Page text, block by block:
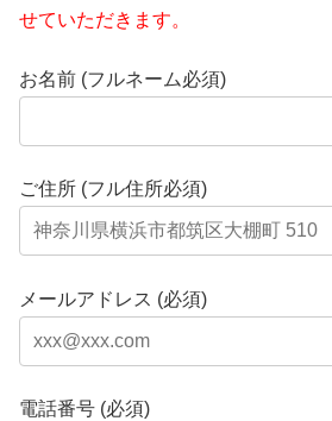
せていただきます。
お名前 (フルネーム必須)
ご住所 (フル住所必須)
メールアドレス (必須)
電話番号 (必須)